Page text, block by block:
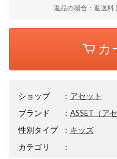
返品の場合：返送料
カ
ショップ ： アセット
ブランド
： ASSET （ア
性別タイプ
： キッズ
カテゴリ
：